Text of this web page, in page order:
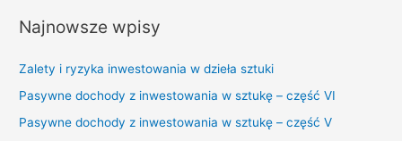
Najnowsze wpisy
Zalety i ryzyka inwestowania w dzieła sztuki
Pasywne dochody z inwestowania w sztukę – część VI
Pasywne dochody z inwestowania w sztukę – część V